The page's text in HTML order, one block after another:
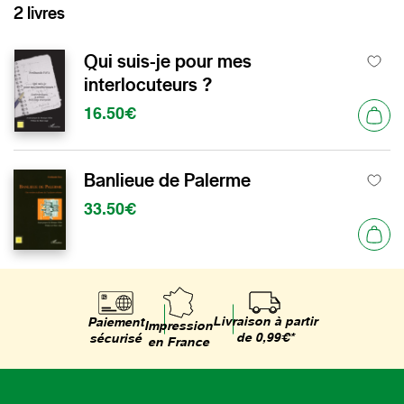
2 livres
Qui suis-je pour mes
interlocuteurs ?
16.50€
Banlieue de Palerme
33.50€
Paiement
sécurisé
Impression
en France
Livraison à partir
de 0,99€*